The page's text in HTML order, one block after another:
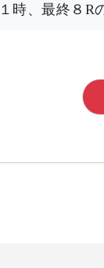
時、最終８R